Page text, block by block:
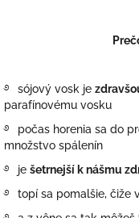
࿔ sójový vosk je
parafínovému vosku
࿔
počas horenia sa do
množstvo spálenín
࿔
je šetrnejší k nášmu
࿔
topí sa pomalšie, čiže